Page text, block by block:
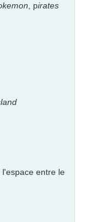
, pirates
l'espace entre le